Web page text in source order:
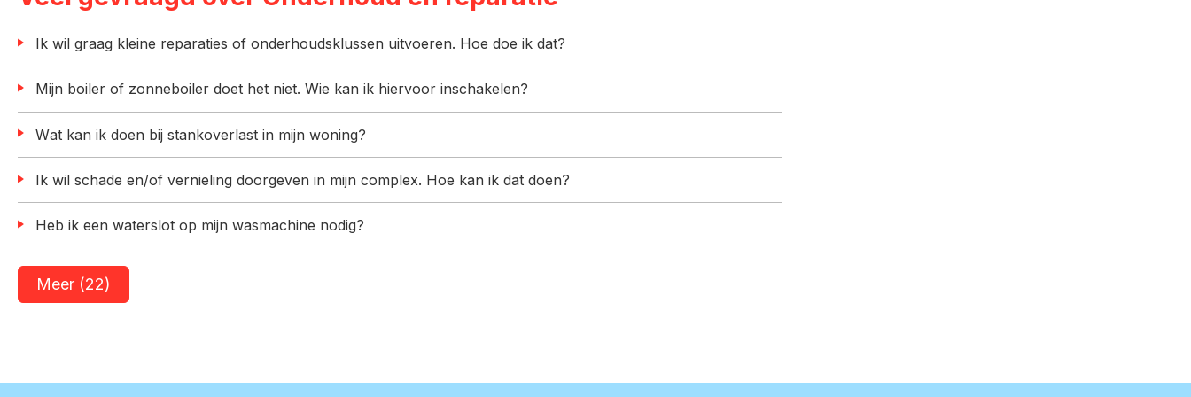
Ik wil graag kleine reparaties of onderhoudsklussen uitvoeren. Hoe doe ik dat?
Mijn boiler of zonneboiler doet het niet. Wie kan ik hiervoor inschakelen?
Wat kan ik doen bij stankoverlast in mijn woning?
Ik wil schade en/of vernieling doorgeven in mijn complex. Hoe kan ik dat doen?
Heb ik een waterslot op mijn wasmachine nodig?
Meer (22)